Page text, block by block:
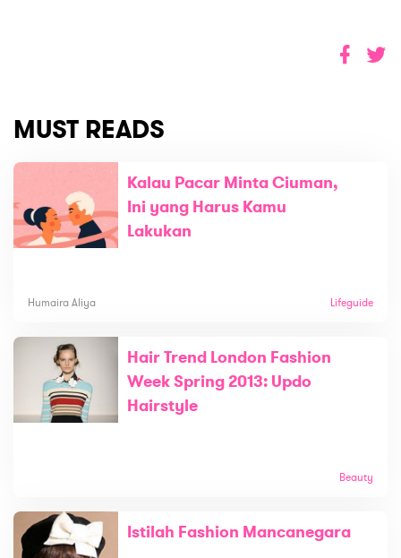
MUST READS
Kalau Pacar Minta Ciuman,
Ini yang Harus Kamu
Lakukan
Humaira Aliya Lifeguide
Hair Trend London Fashion
Week Spring 2013: Updo
Hairstyle
Beauty
Istilah Fashion Mancanegara